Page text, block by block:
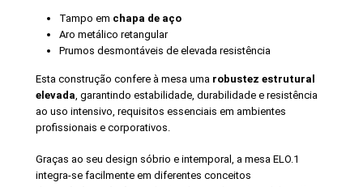
Tampo em chapa de aço
Aro metálico retangular
Prumos desmontáveis de elevada resistência
Esta construção confere à mesa uma robustez estrutural
elevada, garantindo estabilidade, durabilidade e resistência
ao uso intensivo, requisitos essenciais em ambientes
profissionais e corporativos.
Graças ao seu design sóbrio e intemporal, a mesa ELO.1
integra-se facilmente em diferentes conceitos